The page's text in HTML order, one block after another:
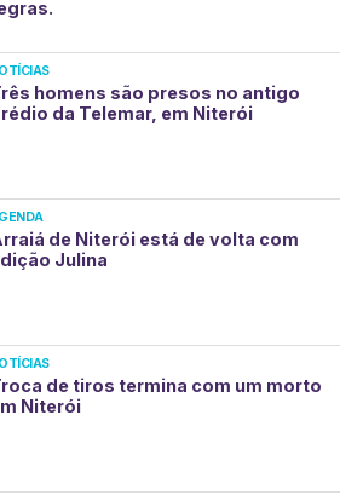
homens são presos no antigo
da Telemar, em Niterói
de Niterói está de volta com
Julina
de tiros termina com um morto
Niterói